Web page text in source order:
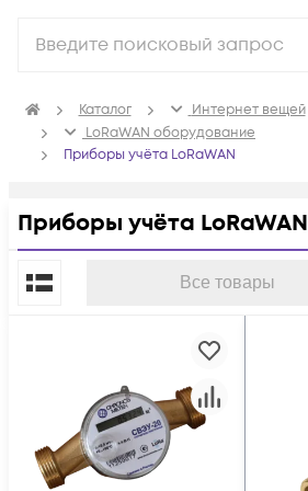
Каталог
Интернет вещей
LoRaWAN оборудование
Приборы учёта LoRaWAN
Приборы учёта LoRaWAN
Все товары
По популярности